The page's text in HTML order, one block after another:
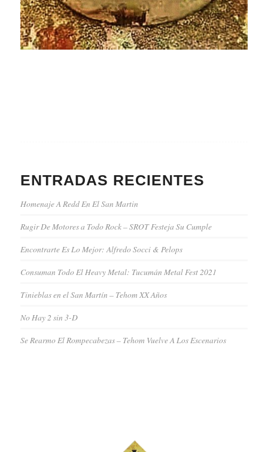
ENTRADAS RECIENTES
Homenaje A Redd En El San Martin
Rugir De Motores a Todo Rock – SROT Festeja Su Cumple
Encontrarte Es Lo Mejor: Alfredo Socci & Pelops
Consuman Todo El Heavy Metal: Tucumán Metal Fest 2021
Tinieblas en el San Martín – Tehom XX Años
No Hay 2 sin 3-D
Se Rearmo El Rompecabezas – Tehom Vuelve A Los Escenarios